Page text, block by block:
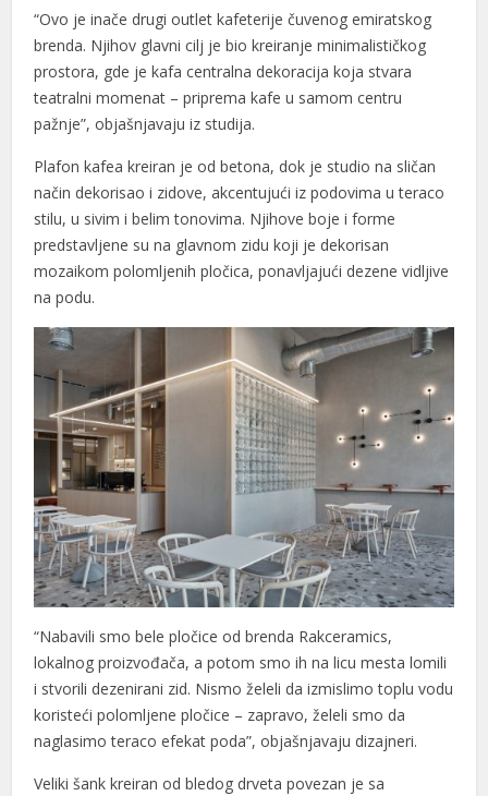
“Ovo je inače drugi outlet kafeterije čuvenog emiratskog
brenda. Njihov glavni cilj je bio kreiranje minimalističkog
prostora, gde je kafa centralna dekoracija koja stvara
teatralni momenat – priprema kafe u samom centru
pažnje”, objašnjavaju iz studija.
Plafon kafea kreiran je od betona, dok je studio na sličan
način dekorisao i zidove, akcentujući iz podovima u teraco
stilu, u sivim i belim tonovima. Njihove boje i forme
predstavljene su na glavnom zidu koji je dekorisan
mozaikom polomljenih pločica, ponavljajući dezene vidljive
na podu.
“Nabavili smo bele pločice od brenda Rakceramics,
lokalnog proizvođača, a potom smo ih na licu mesta lomili
i stvorili dezenirani zid. Nismo želeli da izmislimo toplu vodu
koristeći polomljene pločice – zapravo, želeli smo da
naglasimo teraco efekat poda”, objašnjavaju dizajneri.
Veliki šank kreiran od bledog drveta povezan je sa